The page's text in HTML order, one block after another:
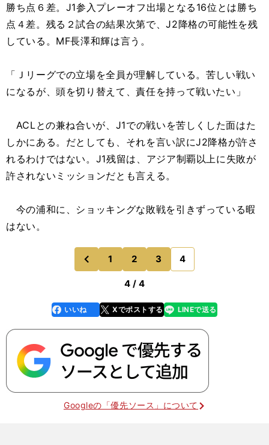
勝ち点６差。J1参入プレーオフ出場となる16位とは勝ち
点４差。残る２試合の結果次第で、J2降格の可能性を残
している。MF長澤和輝は言う。
「Ｊリーグでの立場を全員が理解している。苦しい戦い
になるが、頭を切り替えて、責任を持って戦いたい」
ACLとの兼ね合いが、J1での戦いを苦しくした面はた
しかにある。だとしても、それを言い訳にJ2降格が許さ
れるわけではない。J1残留は、アジア制覇以上に失敗が
許されないミッションだとも言える。
今の浦和に、ショッキングな敗戦を引きずっている暇
はない。
前
のページへ
1 2 3 4
4 / 4
faceboo
k
いいね Xでポストする
line LINEで送る
Googleの「優先ソース」について